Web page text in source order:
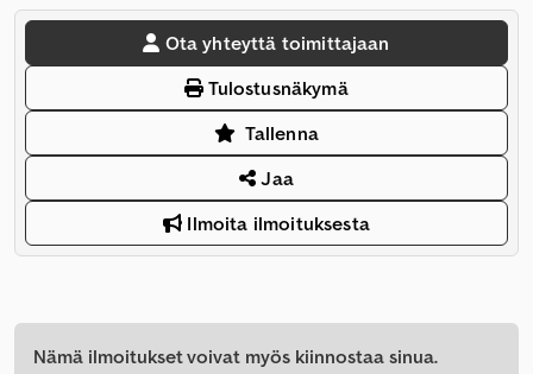
Ota yhteyttä toimittajaan
Tulostusnäkymä
Tallenna
Jaa
Ilmoita ilmoituksesta
Nämä ilmoitukset voivat myös kiinnostaa sinua.